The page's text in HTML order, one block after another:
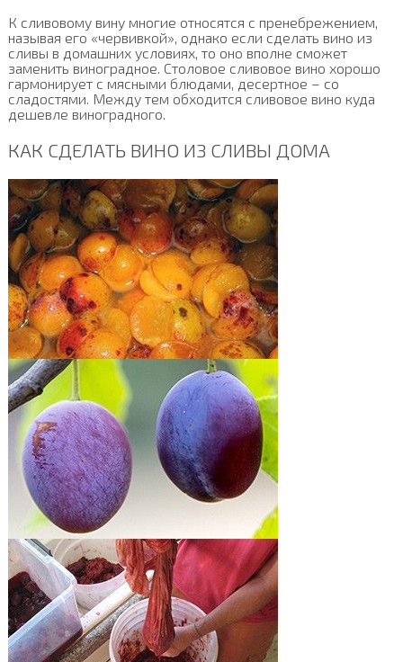
К сливовому вину многие относятся с пренебрежением,
называя его «червивкой», однако если сделать вино из
сливы в домашних условиях, то оно вполне сможет
заменить виноградное. Столовое сливовое вино хорошо
гармонирует с мясными блюдами, десертное – со
сладостями. Между тем обходится сливовое вино куда
дешевле виноградного.
КАК СДЕЛАТЬ ВИНО ИЗ СЛИВЫ ДОМА